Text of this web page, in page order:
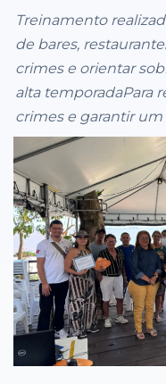
Treinamento
de bares,
crimes e orientar
alta temporadaPara
crimes e garantir um